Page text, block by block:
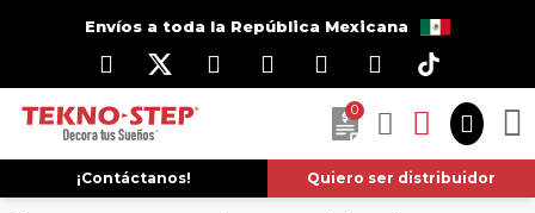
Envíos a toda la República Mexicana
0
¡Contáctanos! Quiero ser distribuidor